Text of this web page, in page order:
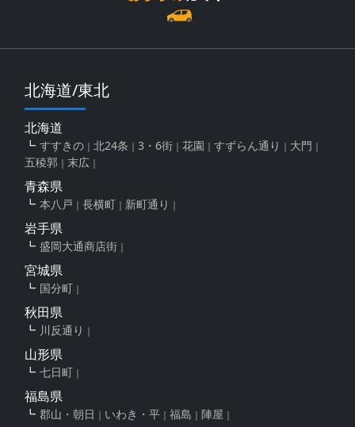
北海道/東北
北海道
すすきの 北24条 3・6街 花園 すずらん通り
大門
五稜郭
末広
青森県
本八戸 長横町 新町通り
岩手県
盛岡大通商店街
宮城県
国分町
秋田県
川反通り
山形県
七日町
福島県
郡山・朝日 いわき・平 福島 陣屋